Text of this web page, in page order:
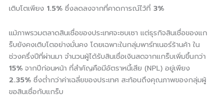
เติบโตเพียง 1.5%ซึ่งลดลงจากที่คาดการณ์ไว้ที่ 3%
แม้ภาพรวมตลาดสินเชื่อของประเทศจะซบเซา แต่ธุรกิจสินเชื่อของแก
ร็บยังคงเติบโตอย่างมั่นคง โดยเฉพาะในกลุ่มพาร์ทเนอร์ร้านค้า ใน
ช่วงครึ่งปีที่ผ่านมา จำนวนผู้ได้รับสินเชื่อเงินสดจากแกร็บเพิ่มขึ้นกว่า
15%จากปีก่อนหน้า ที่สำคัญคือมีอัตราหนี้เสีย (NPL) อยู่เพียง
2.35%ซึ่งต่ำกว่าค่าเฉลี่ยของประเทศ สะท้อนถึงคุณภาพของกลุ่มผู้
ขอสินเชื่อกับแกร็บ